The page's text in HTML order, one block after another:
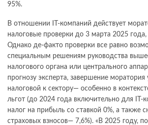
95%.
В отношении IT-компаний действует
налоговые проверки до 3 марта 2025 года,
Однако де-факто проверки все равно
специальным решениям руководства
налогового органа или центрального
прогнозу эксперта, завершение
налоговой к сектору— особенно в
льгот (до 2024 года включительно для IT-
налог на прибыль со ставкой 0%, а также
страховых взносов— 7,6%). «В 2025 году,